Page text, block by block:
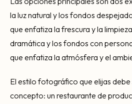
la luz natural y los fondos
que enfatiza la frescura y la
dramática y los fondos con
que enfatiza la atmósfera y el
El estilo fotográfico que elijas
concepto: un restaurante de